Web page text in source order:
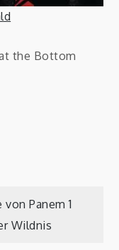
the Bottom
Panem 1
Wildnis